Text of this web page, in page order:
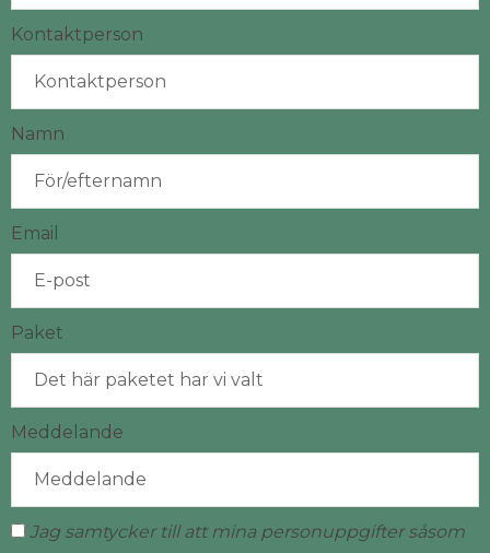
Kontaktperson
Namn
Email
Paket
Meddelande
Jag samtycker till att mina personuppgifter såsom